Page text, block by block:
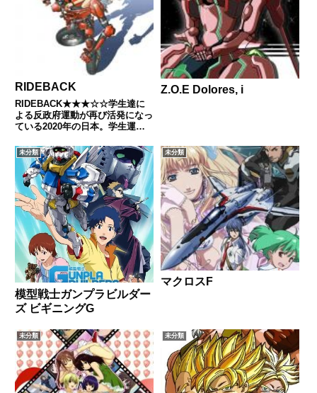
RIDEBACK
RIDEBACK★★★☆☆学生達に
よる反政府運動が再び活発になっ
ている2020年の日本。学生運動
に、一人の少女が入学してきた。
彼女の名は尾形琳。類い稀なる舞
踊の才能を持つ琳は、入学初日に
人型二輪車ロボット・ライ...
Z.O.E Dolores, i
未分類
模型戦士ガンプラビルダー
ズ ビギニングG
未分類
マクロスF
未分類 未分類